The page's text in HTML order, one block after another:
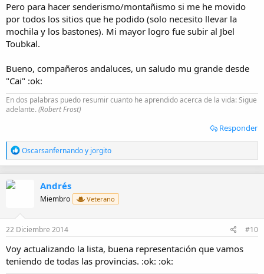
Pero para hacer senderismo/montañismo si me he movido
por todos los sitios que he podido (solo necesito llevar la
mochila y los bastones). Mi mayor logro fue subir al Jbel
Toubkal.
Bueno, compañeros andaluces, un saludo mu grande desde
"Cai" :ok:
En dos palabras puedo resumir cuanto he aprendido acerca de la vida: Sigue
adelante.(Robert Frost)
Responder
R
e
a
n
e
s
Oscarsanfernandoy jorgito
Andrés
Miembro Veterano
22 Diciembre 2014 #10
Voy actualizando la lista, buena representación que vamos
teniendo de todas las provincias. :ok: :ok: